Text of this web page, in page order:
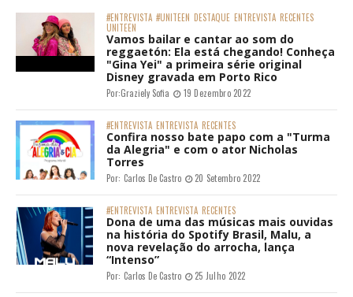
#ENTREVISTA #UNITEEN DESTAQUE ENTREVISTA RECENTES
UNITEEN
Vamos bailar e cantar ao som do
reggaetón: Ela está chegando! Conheça
"Gina Yei" a primeira série original
Disney gravada em Porto Rico
Por:Graziely Sofia 19 Dezembro 2022
#ENTREVISTA ENTREVISTA RECENTES
Confira nosso bate papo com a "Turma
da Alegria" e com o ator Nicholas
Torres
Por: Carlos De Castro 20 Setembro 2022
#ENTREVISTA ENTREVISTA RECENTES
Dona de uma das músicas mais ouvidas
na história do Spotify Brasil, Malu, a
nova revelação do arrocha, lança
“Intenso”
Por: Carlos De Castro 25 Julho 2022